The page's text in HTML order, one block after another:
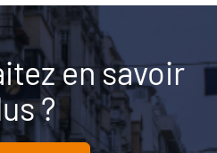
en savoir
?